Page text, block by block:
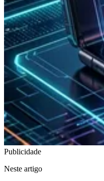
Publicidade
Neste artigo